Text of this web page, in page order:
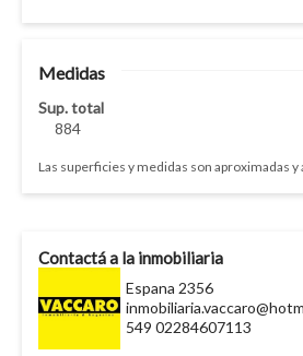
Medidas
Sup. total
884
Las superficies y medidas son aproximadas
Contactá a la inmobiliaria
Espana 2356
549 02284607113